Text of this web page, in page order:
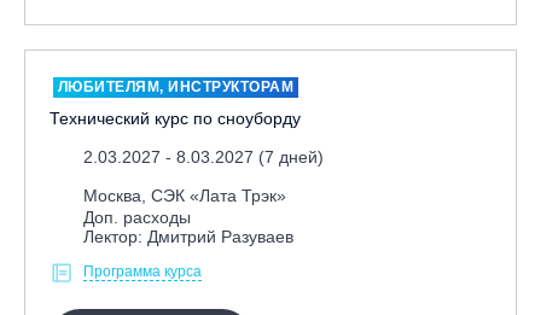
ЛЮБИТЕЛЯМ, ИНСТРУКТОРАМ
Технический курс по сноуборду
2.03.2027 - 8.03.2027 (7 дней)
Москва, СЭК «Лата Трэк»
Доп. расходы
Лектор: Дмитрий Разуваев
Программа курса